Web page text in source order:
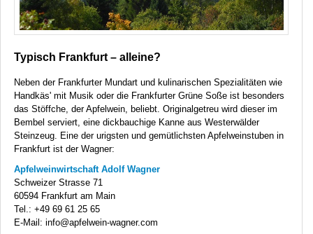
Typisch Frankfurt – alleine?
Neben der Frankfurter Mundart und kulinarischen Spezialitäten wie
Handkäs' mit Musik oder die Frankfurter Grüne Soße ist besonders
das Stöffche, der Apfelwein, beliebt. Originalgetreu wird dieser im
Bembel serviert, eine dickbauchige Kanne aus Westerwälder
Steinzeug. Eine der urigsten und gemütlichsten Apfelweinstuben in
Frankfurt ist der Wagner:
Apfelweinwirtschaft Adolf Wagner
Schweizer Strasse 71
60594 Frankfurt am Main
Tel.: +49 69 61 25 65
E-Mail: info@apfelwein-wagner.com